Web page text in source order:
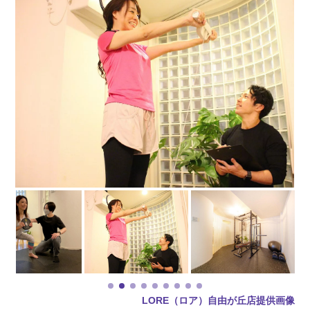
LORE（ロア）自由が丘店提供画像